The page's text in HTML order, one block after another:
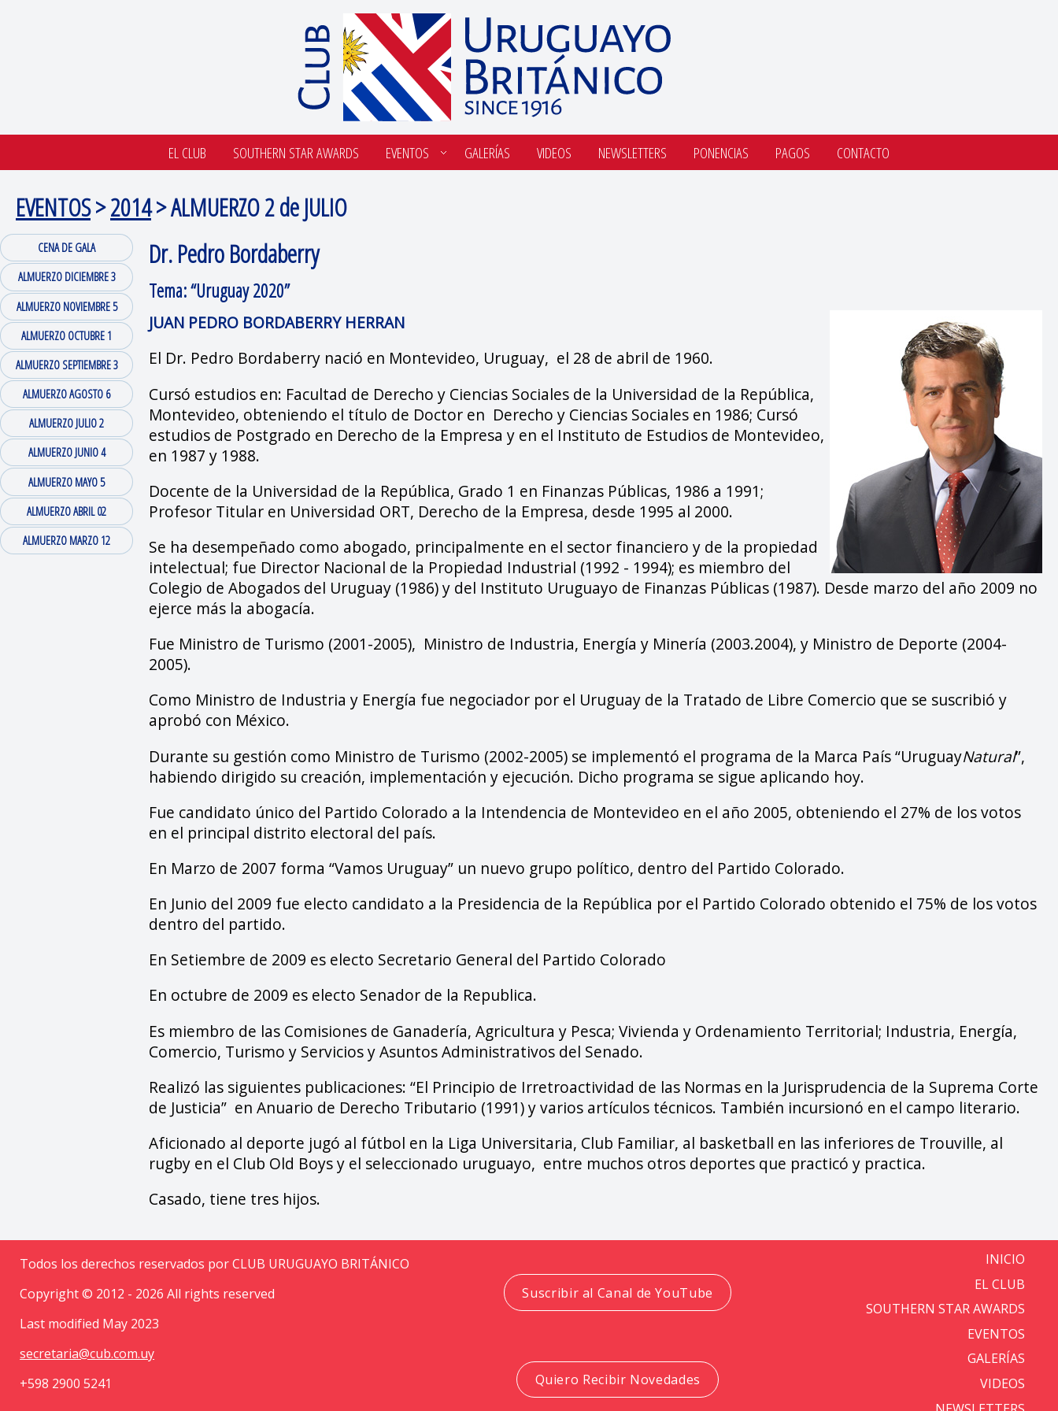
EL CLUB SOUTHERN STAR AWARDS EVENTOS GALERÍAS VIDEOS NEWSLETTERS PONENCIAS PAGOS CONTACTO
EVENTOS>2014> ALMUERZO 2 de JULIO
CENA DE GALA
ALMUERZO DICIEMBRE 3
ALMUERZO NOVIEMBRE 5
ALMUERZO OCTUBRE 1
ALMUERZO SEPTIEMBRE 3
ALMUERZO AGOSTO 6
ALMUERZO JULIO 2
ALMUERZO JUNIO 4
ALMUERZO MAYO 5
ALMUERZO ABRIL 02
ALMUERZO MARZO 12
Dr. Pedro Bordaberry
Tema: “Uruguay 2020”
JUAN PEDRO BORDABERRY HERRAN
El Dr. Pedro Bordaberry nació en Montevideo, Uruguay, el 28 de abril de 1960.
Cursó estudios en: Facultad de Derecho y Ciencias Sociales de la Universidad de la República,
Montevideo, obteniendo el título de Doctor en Derecho y Ciencias Sociales en 1986; Cursó
estudios de Postgrado en Derecho de la Empresa y en el Instituto de Estudios de Montevideo,
en 1987 y 1988.
Docente de la Universidad de la República, Grado 1 en Finanzas Públicas, 1986 a 1991;
Profesor Titular en Universidad ORT, Derecho de la Empresa, desde 1995 al 2000.
Se ha desempeñado como abogado, principalmente en el sector financiero y de la propiedad
intelectual; fue Director Nacional de la Propiedad Industrial (1992 - 1994); es miembro del
Colegio de Abogados del Uruguay (1986) y del Instituto Uruguayo de Finanzas Públicas (1987). Desde marzo del año 2009 no
ejerce más la abogacía.
Fue Ministro de Turismo (2001-2005), Ministro de Industria, Energía y Minería (2003.2004), y Ministro de Deporte (2004-
2005).
Como Ministro de Industria y Energía fue negociador por el Uruguay de la Tratado de Libre Comercio que se suscribió y
aprobó con México.
Durante su gestión como Ministro de Turismo (2002-2005) se implementó el programa de la Marca País “UruguayNatural”,
habiendo dirigido su creación, implementación y ejecución. Dicho programa se sigue aplicando hoy.
Fue candidato único del Partido Colorado a la Intendencia de Montevideo en el año 2005, obteniendo el 27% de los votos
en el principal distrito electoral del país.
En Marzo de 2007 forma “Vamos Uruguay” un nuevo grupo político, dentro del Partido Colorado.
En Junio del 2009 fue electo candidato a la Presidencia de la República por el Partido Colorado obtenido el 75% de los votos
dentro del partido.
En Setiembre de 2009 es electo Secretario General del Partido Colorado
En octubre de 2009 es electo Senador de la Republica.
Es miembro de las Comisiones de Ganadería, Agricultura y Pesca; Vivienda y Ordenamiento Territorial; Industria, Energía,
Comercio, Turismo y Servicios y Asuntos Administrativos del Senado.
Realizó las siguientes publicaciones: “El Principio de Irretroactividad de las Normas en la Jurisprudencia de la Suprema Corte
de Justicia” en Anuario de Derecho Tributario (1991) y varios artículos técnicos. También incursionó en el campo literario.
Aficionado al deporte jugó al fútbol en la Liga Universitaria, Club Familiar, al basketball en las inferiores de Trouville, al
rugby en el Club Old Boys y el seleccionado uruguayo, entre muchos otros deportes que practicó y practica.
Casado, tiene tres hijos.
Todos los derechos reservados por CLUB URUGUAYO BRITÁNICO
Copyright © 2012 - 2026 All rights reserved
Last modified May 2023
secretaria@cub.com.uy
+598 2900 5241
Suscribir al Canal de YouTube
Quiero Recibir Novedades
INICIO
EL CLUB
SOUTHERN STAR AWARDS
EVENTOS
GALERÍAS
VIDEOS